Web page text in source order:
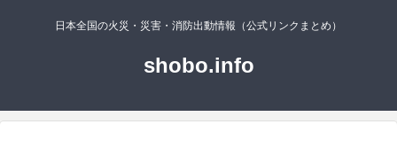
日本全国の火災・災害・消防出動情報（公式リンクまとめ）
shobo.info